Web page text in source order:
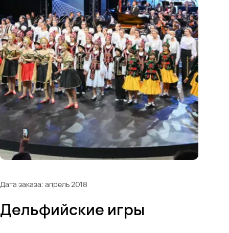
Дата заказа: апрель 2018
Дельфийские игры